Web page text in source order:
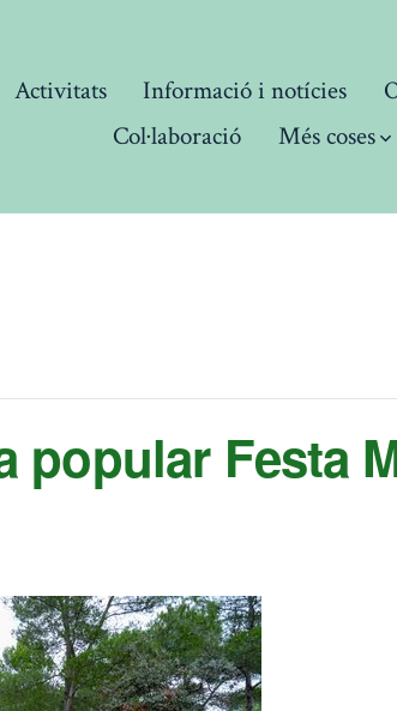
Activitats Informació i notícies
Col·laboració
Més coses
popular Festa